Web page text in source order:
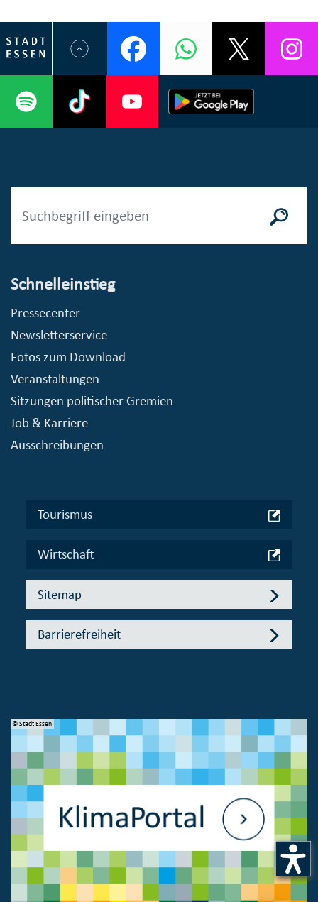
Schnelleinstieg
Pressecenter
Newsletterservice
Fotos zum Download
Veranstaltungen
Sitzungen politischer Gremien
Job & Karriere
Ausschreibungen
Tourismus
Wirtschaft
Sitemap
Barrierefreiheit
© Stadt Essen